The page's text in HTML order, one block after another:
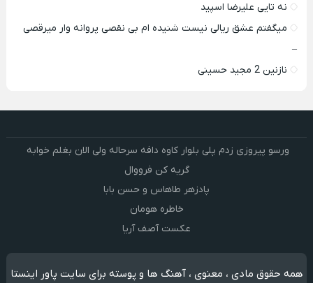
نه تایی علیرضا اسپید
میگفتم عشق ریالی نیست شنیده ام بی نقصی پروانه وار میرقصی
–
نازنین 2 مجید حسینی
ورسو پیروزی زدم پلی بلوار کاوه دافه سرحاله ولی الان بغلم خوابه ‌
گریه کن فرووال
پادزهر طاهاس و حسن بابا
خاطره هومان
عکست آصف آریا
همه حقوق مادی ، معنوی ، آهنگ ها و پوسته برای سایت پاور اینستا